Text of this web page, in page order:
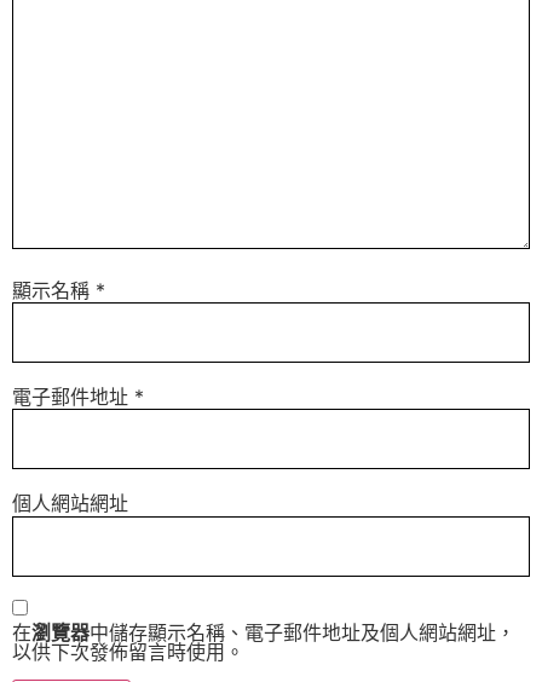
顯示名稱 *
電子郵件地址 *
個人網站網址
在瀏覽器中儲存顯示名稱、電子郵件地址及個人網站網址，
以供下次發佈留言時使用。